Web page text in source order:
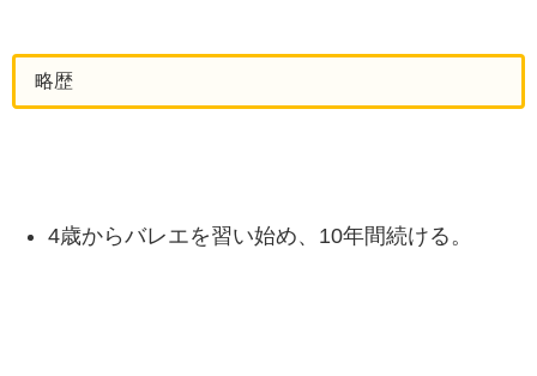
略歴
4歳からバレエを習い始め、10年間続ける。